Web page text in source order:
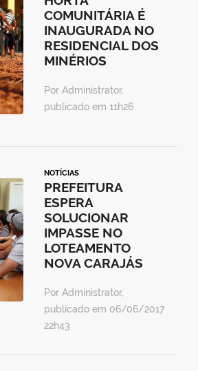
COMUNITÁRIA É
INAUGURADA NO
RESIDENCIAL DOS
MINÉRIOS
Por Administrator,
publicado em 11h26
NOTÍCIAS
PREFEITURA
ESPERA
SOLUCIONAR
IMPASSE NO
LOTEAMENTO
NOVA CARAJÁS
Por Administrator,
publicado em 06/06/2017
22h43